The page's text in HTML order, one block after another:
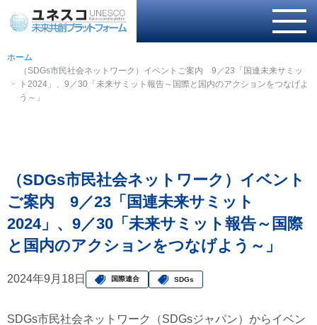
ホーム
（SDGs市民社会ネットワーク）イベントご案内 9／23「国連未来サミッ
ト2024」、9／30「未来サミット報告～国際と国内のアクションをつなげよ
う～」
（SDGs市民社会ネットワーク）イベント
ご案内 9／23「国連未来サミット
2024」、9／30「未来サミット報告～国際
と国内のアクションをつなげよう～」
2024年9月18日 国際連合 SDGs
SDGs市民社会ネットワーク（SDGsジャパン）からイベン